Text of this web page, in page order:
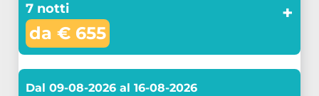
7 notti
da € 655
+
Dal 09-08-2026 al 16-08-2026